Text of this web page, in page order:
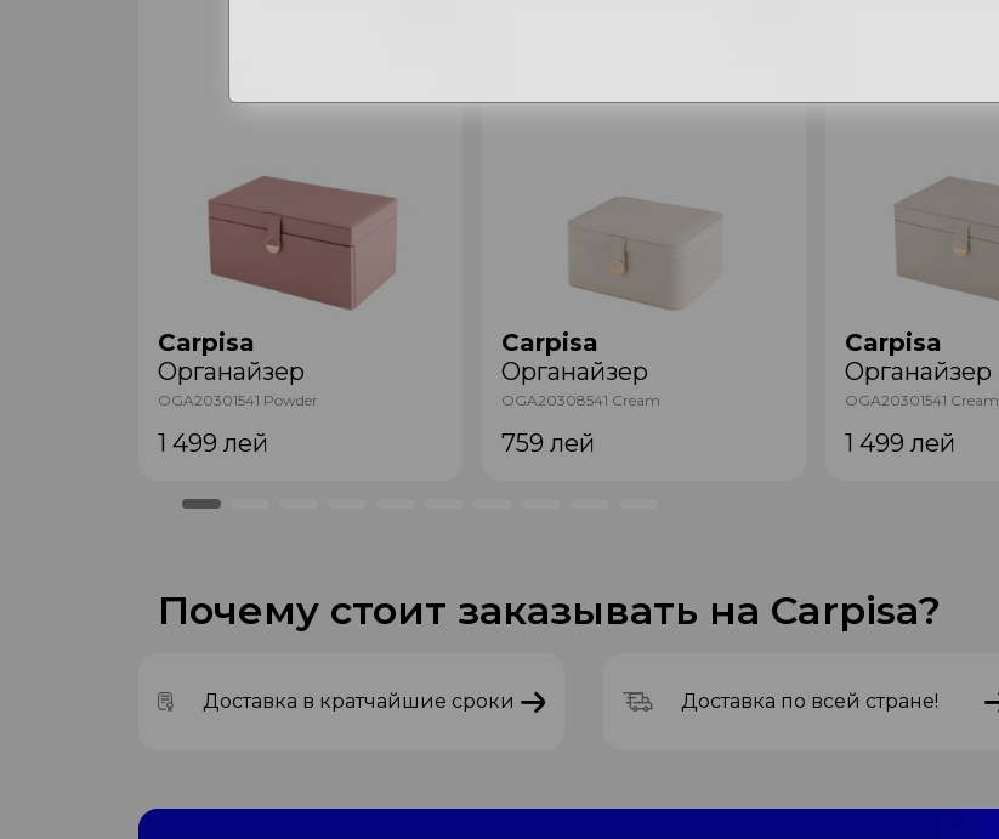
Carpisa
Органайзер
OGA20301541 Powder
1 499 лей
Carpisa
Органайзер
OGA20308541 Cream
759 лей
Carpisa
Органайзер
OGA20301541 Cream
1 499 лей
Почему стоит заказывать на Carpisa?
Доставка в кратчайшие сроки Доставка по всей стране!